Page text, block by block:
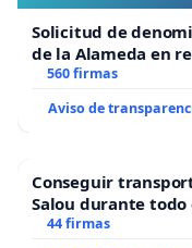
Solicitud de
de la Alameda en
“Mazinger”
560 firmas
Aviso de
Conseguir
Salou durante todo
44 firmas